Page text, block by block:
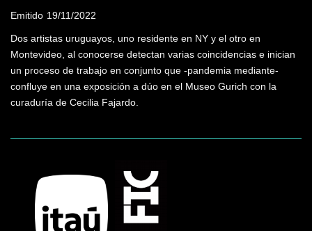
Emitido 19/11/2022
Dos artistas uruguayos, uno residente en NY y el otro en
Montevideo, al conocerse detectan varias coincidencias e inician
un proceso de trabajo en conjunto que -pandemia mediante-
confluye en una exposición a dúo en el Museo Gurich con la
curaduría de Cecilia Fajardo.